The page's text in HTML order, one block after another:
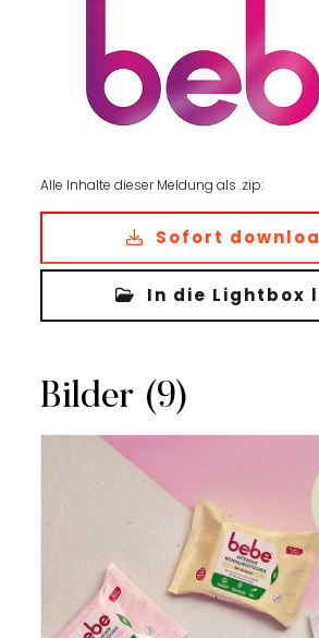
Alle Inhalte dieser Meldung als .zip:
Sofort
In die Lightbox
Bilder (9)